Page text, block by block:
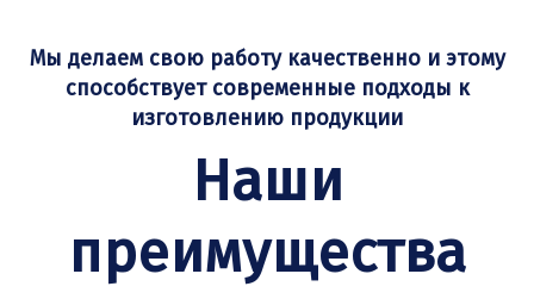
Мы делаем свою работу качественно и этому
способствует современные подходы к
изготовлению продукции
Наши
преимущества